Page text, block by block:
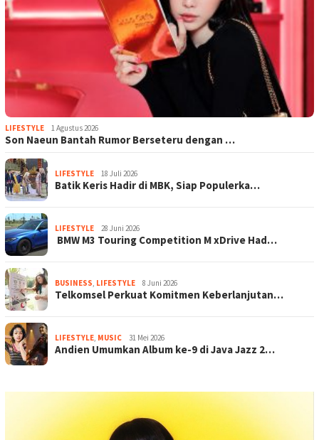
LIFESTYLE 1 Agustus 2026
Son Naeun Bantah Rumor Berseteru dengan …
LIFESTYLE 18 Juli 2026
Batik Keris Hadir di MBK, Siap Populerka…
LIFESTYLE 28 Juni 2026
BMW M3 Touring Competition M xDrive Had…
BUSINESS, LIFESTYLE 8 Juni 2026
Telkomsel Perkuat Komitmen Keberlanjutan…
LIFESTYLE, MUSIC 31 Mei 2026
Andien Umumkan Album ke-9 di Java Jazz 2…